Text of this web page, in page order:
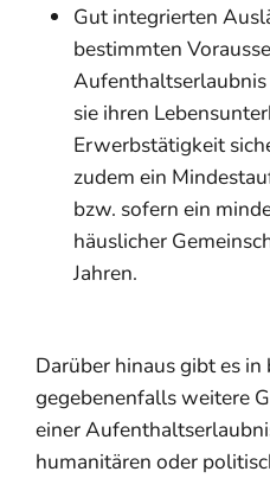
Gut integrierten
bestimmten
sie ihren
Erwerbstätigkeit
zudem ein
bzw. sofern ein
häuslicher
Jahren.
Darüber hinaus gibt es
gegebenenfalls weitere
einer
humanitären oder